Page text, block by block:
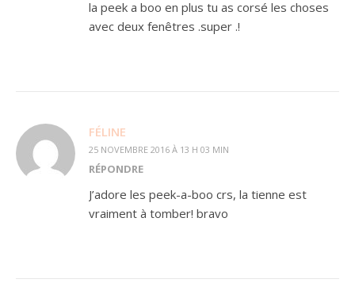
la peek a boo en plus tu as corsé les choses
avec deux fenêtres .super .!
FÉLINE
25 NOVEMBRE 2016 À 13 H 03 MIN
RÉPONDRE
J’adore les peek-a-boo crs, la tienne est
vraiment à tomber! bravo